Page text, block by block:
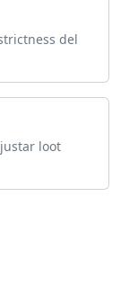
del
loot